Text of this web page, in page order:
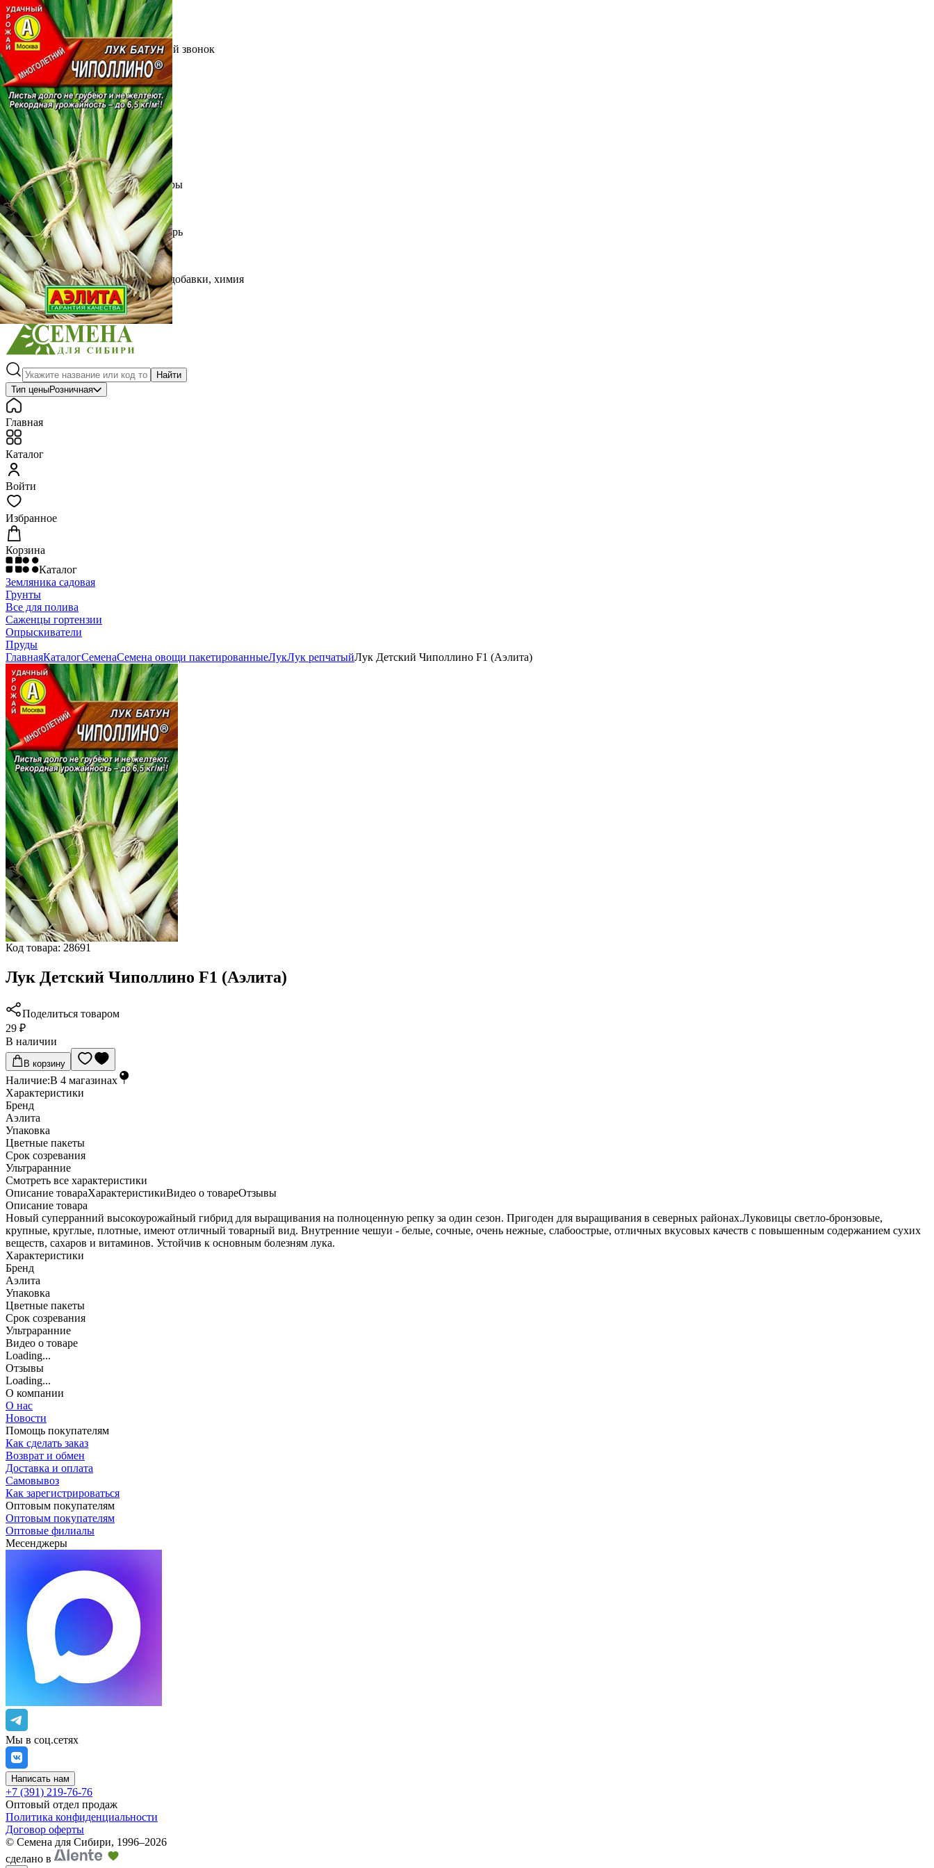
Выберите город
Обратный звонокЗаказать обратный звонок
Каталог
Семена
Грунты
Газонные травы, сидераты
Горшки, рассадники, аксессуары
Посадочный материал
Садовый инструмент, инвентарь
Консервирование
Средства защиты, удобрения, добавки, химия
Обустройство сада, декор
Найти
Тип ценыРозничная
Главная
Каталог
Войти
Избранное
Корзина
Каталог
Земляника садовая
Грунты
Все для полива
Саженцы гортензии
Опрыскиватели
Пруды
ГлавнаяКаталогСеменаСемена овощи пакетированныеЛукЛук репчатыйЛук Детский Чиполлино F1 (Аэлита)
Код товара: 28691
Лук Детский Чиполлино F1 (Аэлита)
Поделиться товаром
29 ₽
В наличии
В корзину
Наличие:В 4 магазинах
Характеристики
Бренд
Аэлита
Упаковка
Цветные пакеты
Срок созревания
Ультраранние
Cмотреть все характеристики
Описание товараХарактеристикиВидео о товареОтзывы
Описание товара
Новый суперранний высокоурожайный гибрид для выращивания на полноценную репку за один сезон. Пригоден для выращивания в северных районах.Луковицы светло-бронзовые,
крупные, круглые, плотные, имеют отличный товарный вид. Внутренние чешуи - белые, сочные, очень нежные, слабоострые, отличных вкусовых качеств с повышенным содержанием сухих
веществ, cахаров и витаминов. Устойчив к основным болезням лука.
Характеристики
Бренд
Аэлита
Упаковка
Цветные пакеты
Срок созревания
Ультраранние
Видео о товаре
Loading...
Отзывы
Loading...
О компании
О нас
Новости
Помощь покупателям
Как сделать заказ
Возврат и обмен
Доставка и оплата
Самовывоз
Как зарегистрироваться
Оптовым покупателям
Оптовым покупателям
Оптовые филиалы
Месенджеры
Мы в соц.сетях
Написать нам
+7 (391) 219-76-76
Оптовый отдел продаж
Политика конфиденциальности
Договор оферты
© Семена для Сибири, 1996–2026
сделано в